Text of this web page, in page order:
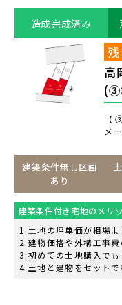
造成完成済み
高
【
メ
建築条件無し区画
あり
建築条件付き宅地のメリ
土地の坪単価が相場よ
建物価格や外構工事
初めての土地購入で
土地と建物をセット